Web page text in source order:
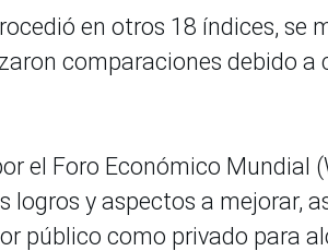
en otros 18 índices, se
comparaciones debido a
el Foro Económico Mundial
logros y aspectos a mejorar,
público como privado para